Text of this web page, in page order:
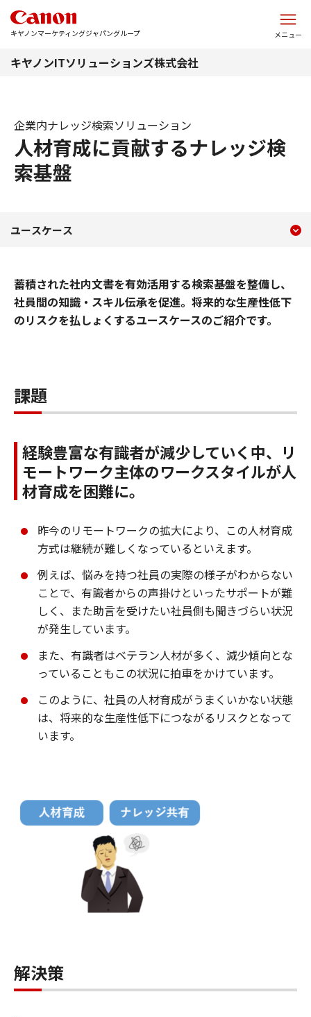
キヤノンマーケティングジャパングループ メニュー
キヤノンITソリューションズ株式会社
人材育成に貢献するナレッジ検
索基盤
企業内ナレッジ検索ソリューション
ユースケース
蓄積された社内文書を有効活用する検索基盤を整備し、
社員間の知識・スキル伝承を促進。将来的な生産性低下
のリスクを払しょくするユースケースのご紹介です。
課題
経験豊富な有識者が減少していく中、リ
モートワーク主体のワークスタイルが人
材育成を困難に。
昨今のリモートワークの拡大により、この人材育成
方式は継続が難しくなっているといえます。
例えば、悩みを持つ社員の実際の様子がわからない
ことで、有識者からの声掛けといったサポートが難
しく、また助言を受けたい社員側も聞きづらい状況
が発生しています。
また、有識者はベテラン人材が多く、減少傾向とな
っていることもこの状況に拍車をかけています。
このように、社員の人材育成がうまくいかない状態
は、将来的な生産性低下につながるリスクとなって
います。
解決策